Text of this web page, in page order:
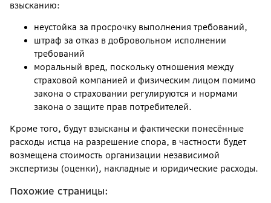
взысканию:
неустойка за просрочку выполнения требований,
штраф за отказ в добровольном исполнении
требований
моральный вред, поскольку отношения между
страховой компанией и физическим лицом помимо
закона о страховании регулируются и нормами
закона о защите прав потребителей.
Кроме того, будут взысканы и фактически понесённые
расходы истца на разрешение спора, в частности будет
возмещена стоимость организации независимой
экспертизы (оценки), накладные и юридические расходы.
Похожие страницы: